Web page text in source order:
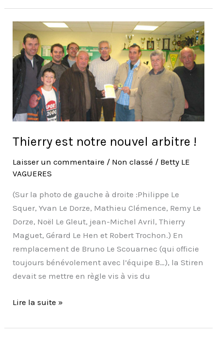
Thierry est notre nouvel arbitre !
Laisser un commentaire / Non classé / Betty LE
VAGUERES
(Sur la photo de gauche à droite :Philippe Le
Squer, Yvan Le Dorze, Mathieu Clémence, Remy Le
Dorze, Noël Le Gleut, jean-Michel Avril, Thierry
Maguet, Gérard Le Hen et Robert Trochon.) En
remplacement de Bruno Le Scouarnec (qui officie
toujours bénévolement avec l’équipe B…), la Stiren
devait se mettre en règle vis à vis du
Thierry
est
notre
nouvel
Lire la suite »